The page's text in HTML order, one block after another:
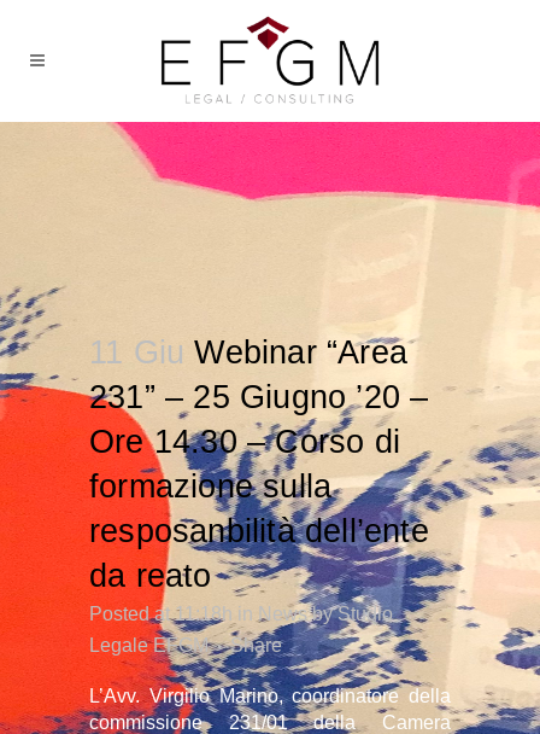
11 Giu Webinar “Area
231” – 25 Giugno ’20 –
Ore 14.30 – Corso di
formazione sulla
resposanbilità dell’ente
da reato
Posted at 11:18h in News byStudio
Legale EFGM
Share
L’Avv. Virgilio Marino, coordinatore della
commissione 231/01 della Camera